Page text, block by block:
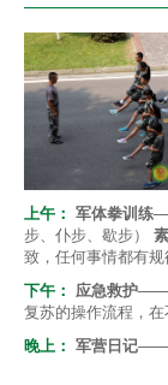
上午： 军体拳训练
步、仆步、歇步）
致，任何事情都有
下午： 应急救护——
复苏的操作流程，
晚上： 军营日记——